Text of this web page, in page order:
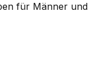
für Männer und